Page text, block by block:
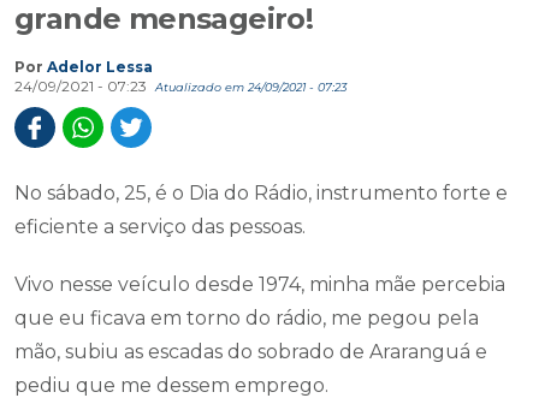
grande mensageiro!
Por Adelor Lessa
24/09/2021 - 07:23
Atualizado em 24/09/2021 - 07:23
No sábado, 25, é o Dia do Rádio, instrumento forte e
eficiente a serviço das pessoas.
Vivo nesse veículo desde 1974, minha mãe percebia
que eu ficava em torno do rádio, me pegou pela
mão, subiu as escadas do sobrado de Araranguá e
pediu que me dessem emprego.